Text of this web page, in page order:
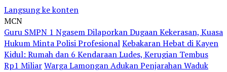
Langsung ke konten
MCN
Guru SMPN 1 Ngasem Dilaporkan Dugaan Kekerasan, Kuasa
Hukum Minta Polisi ProfesionalKebakaran Hebat di Kayen
Kidul: Rumah dan 6 Kendaraan Ludes, Kerugian Tembus
Rp1 MiliarWarga Lamongan Adukan Penjarahan Waduk